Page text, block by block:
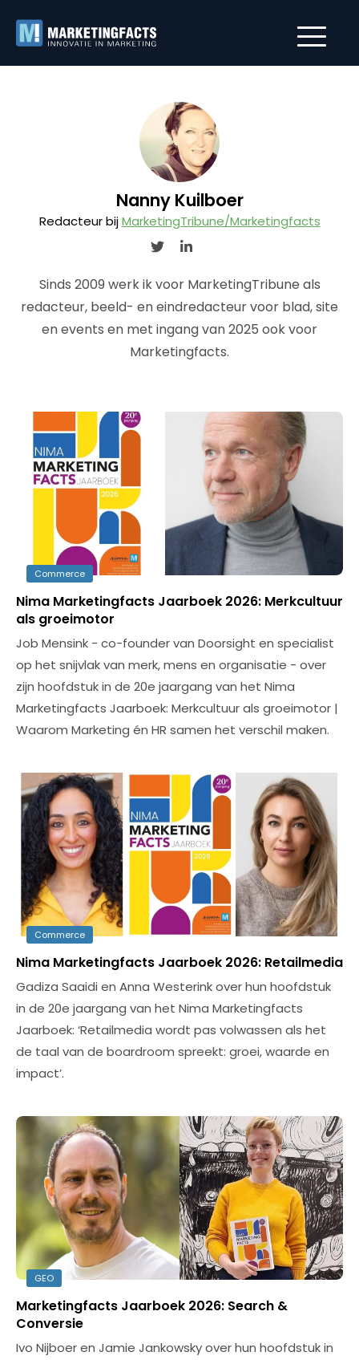
Nanny Kuilboer
Redacteur bijMarketingTribune/Marketingfacts
Sinds 2009 werk ik voor MarketingTribune als
redacteur, beeld- en eindredacteur voor blad, site
en events en met ingang van 2025 ook voor
Marketingfacts.
Commerce
Nima Marketingfacts Jaarboek 2026: Merkcultuur
als groeimotor
Job Mensink - co-founder van Doorsight en specialist
op het snijvlak van merk, mens en organisatie - over
zijn hoofdstuk in de 20e jaargang van het Nima
Marketingfacts Jaarboek: Merkcultuur als groeimotor |
Waarom Marketing én HR samen het verschil maken.
Commerce
Nima Marketingfacts Jaarboek 2026: Retailmedia
Gadiza Saaidi en Anna Westerink over hun hoofdstuk
in de 20e jaargang van het Nima Marketingfacts
Jaarboek: ‘Retailmedia wordt pas volwassen als het
de taal van de boardroom spreekt: groei, waarde en
impact’.
GEO
Marketingfacts Jaarboek 2026: Search &
Conversie
Ivo Nijboer en Jamie Jankowsky over hun hoofdstuk in